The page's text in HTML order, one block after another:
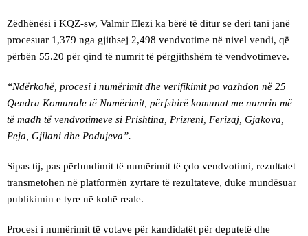
Zëdhënësi i KQZ-sw, Valmir Elezi ka bërë të ditur se deri tani janë
procesuar 1,379 nga gjithsej 2,498 vendvotime në nivel vendi, që
përbën 55.20 për qind të numrit të përgjithshëm të vendvotimeve.
“Ndërkohë, procesi i numërimit dhe verifikimit po vazhdon në 25
Qendra Komunale të Numërimit, përfshirë komunat me numrin më
të madh të vendvotimeve si Prishtina, Prizreni, Ferizaj, Gjakova,
Peja, Gjilani dhe Podujeva”.
Sipas tij, pas përfundimit të numërimit të çdo vendvotimi, rezultatet
transmetohen në platformën zyrtare të rezultateve, duke mundësuar
publikimin e tyre në kohë reale.
Procesi i numërimit të votave për kandidatët për deputetë dhe